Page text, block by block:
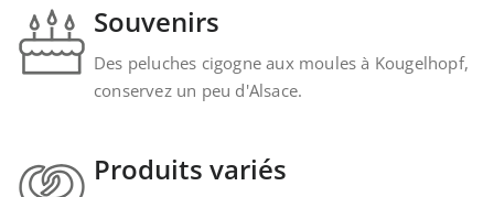
Souvenirs
Des peluches cigogne aux moules à Kougelhopf,
conservez un peu d'Alsace.
Produits variés